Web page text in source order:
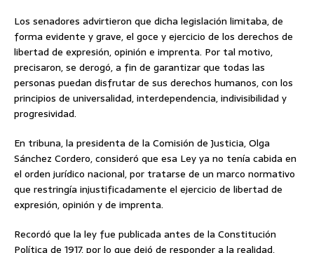
Los senadores advirtieron que dicha legislación limitaba, de
forma evidente y grave, el goce y ejercicio de los derechos de
libertad de expresión, opinión e imprenta. Por tal motivo,
precisaron, se derogó, a fin de garantizar que todas las
personas puedan disfrutar de sus derechos humanos, con los
principios de universalidad, interdependencia, indivisibilidad y
progresividad.
En tribuna, la presidenta de la Comisión de Justicia, Olga
Sánchez Cordero, consideró que esa Ley ya no tenía cabida en
el orden jurídico nacional, por tratarse de un marco normativo
que restringía injustificadamente el ejercicio de libertad de
expresión, opinión y de imprenta.
Recordó que la ley fue publicada antes de la Constitución
Política de 1917, por lo que dejó de responder a la realidad,